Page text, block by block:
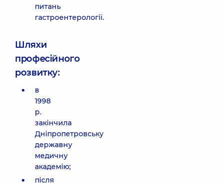
питань
гастроентерології.
Шляхи
професійного
розвитку:
в
1998
р.
закінчила
Дніпропетровську
державну
медичну
академію;
після